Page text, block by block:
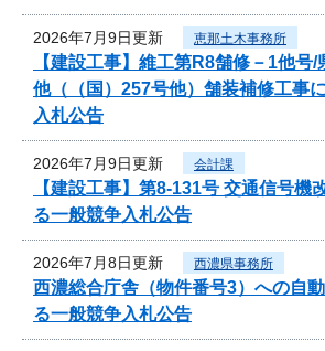
2026年7月9日更新 恵那土木事務所
【建設工事】維工第R8舗修－1他
他（（国）257号他）舗装補修工事
入札公告
2026年7月9日更新 会計課
【建設工事】第8-131号 交通信号機
る一般競争入札公告
2026年7月8日更新 西濃県事務所
西濃総合庁舎（物件番号3）への自
る一般競争入札公告